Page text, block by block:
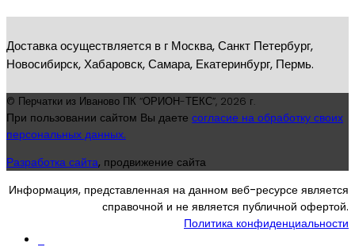
Доставка осуществляется в г Москва, Санкт Петербург,
Новосибирск, Хабаровск, Самара, Екатеринбург, Пермь.
© Перчатки из Иваново ПК “ОРИОН-ТЕКС”, 2026 г.
При пользовании сайтом Вы даете согласие на обработку своих
персональных данных.
Разработка сайта, продвижение сайта
Информация, представленная на данном веб-ресурсе является
справочной и не является публичной офертой.
Политика конфиденциальности